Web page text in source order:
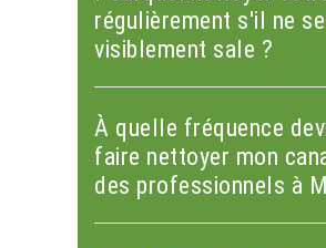
régulièrement s'il ne
visiblement sale ?
À quelle fréquence
faire nettoyer mon
des professionnels à